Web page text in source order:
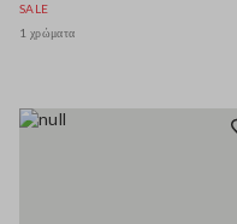
SALE
1 χρώματα